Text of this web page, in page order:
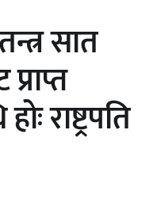
गतिविधि गर्ने थापा प्रहरी
सात
राष्ट्रपति